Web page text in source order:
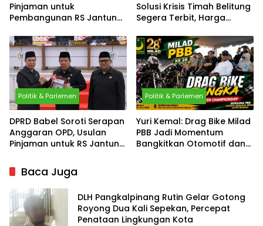
Pinjaman untuk
Pembangunan RS Jantung
Belum Sehat
Solusi Krisis Timah Belitung
Segera Terbit, Harga
Disamakan dengan
Bangka
Politik & Parlemen
DPRD Babel Soroti Serapan
Anggaran OPD, Usulan
Pinjaman untuk RS Jantung
Politik & Parlemen
Yuri Kemal: Drag Bike Milad
PBB Jadi Momentum
Bangkitkan Otomotif dan
Baca Juga
DLH Pangkalpinang Rutin Gelar Gotong
Royong Dua Kali Sepekan, Percepat
Penataan Lingkungan Kota